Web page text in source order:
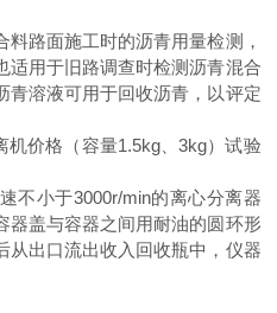
路面施工时的沥青用量检测，
适用于旧路调查时检测沥青混合
青溶液可用于回收沥青，以评定
机价格（容量1.5kg、3kg）试验
不小于3000r/min的离心分离器
器盖与容器之间用耐油的圆环形
从出口流出收入回收瓶中，仪器